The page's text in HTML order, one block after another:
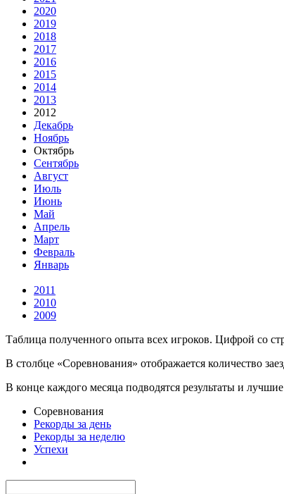
2020
2019
2018
2017
2016
2015
2014
2013
2012
Декабрь
Ноябрь
Октябрь
Сентябрь
Август
Июль
Июнь
Май
Апрель
Март
Февраль
Январь
2011
2010
2009
Таблица полученного опыта всех игроков. Цифрой со
В столбце «Соревнования» отображается количество
В конце каждого месяца подводятся результаты и
Соревнования
Рекорды за день
Рекорды за неделю
Успехи